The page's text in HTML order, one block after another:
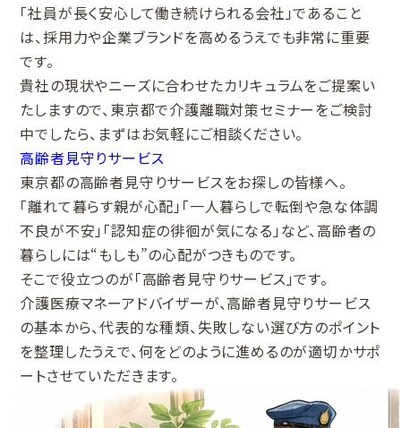
「社員が長く安心して働き続けられる会社」であること
は、採用力や企業ブランドを高めるうえでも非常に重要
です。
貴社の現状やニーズに合わせたカリキュラムをご提案い
たしますので、東京都で介護離職対策セミナーをご検討
中でしたら、まずはお気軽にご相談ください。
高齢者見守りサービス
東京都の高齢者見守りサービスをお探しの皆様へ。
「離れて暮らす親が心配」「一人暮らしで転倒や急な体調
不良が不安」「認知症の徘徊が気になる」など、高齢者の
暮らしには“もしも”の心配がつきものです。
そこで役立つのが「高齢者見守りサービス」です。
介護医療マネーアドバイザーが、高齢者見守りサービス
の基本から、代表的な種類、失敗しない選び方のポイント
を整理したうえで、何をどのように進めるのが適切かサポ
ートさせていただきます。